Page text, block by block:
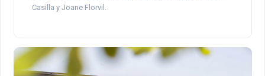
Casilla y Joane Florvil.